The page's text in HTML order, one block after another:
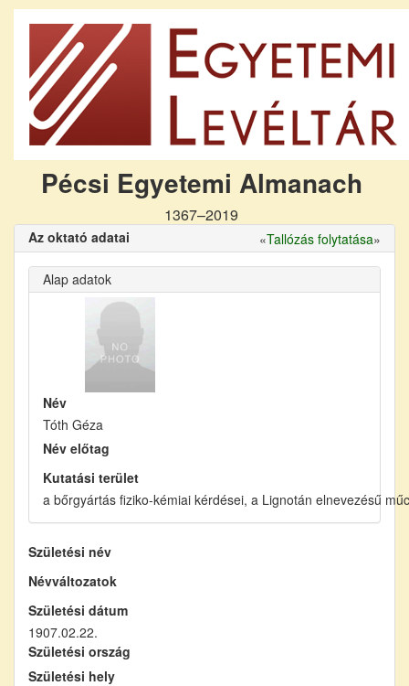
Pécsi Egyetemi Almanach
1367–2019
Az oktató adatai «Tallózás folytatása»
Alap adatok
Név
Tóth Géza
Név előtag
Kutatási terület
a bőrgyártás fiziko-kémiai kérdései, a Lignotán elnevezésű
Születési név
Névváltozatok
Születési dátum
1907.02.22.
Születési ország
Születési hely